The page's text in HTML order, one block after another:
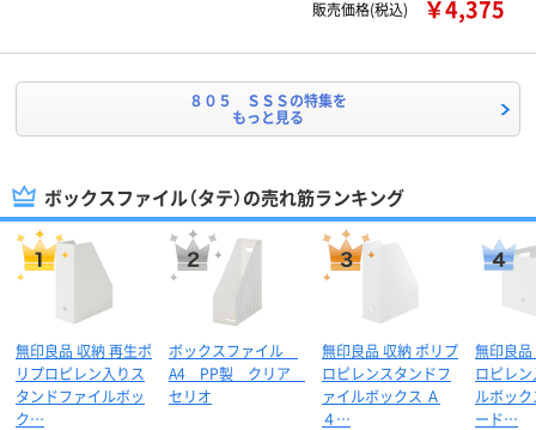
販売価格(税込)
￥4,375
８０５ ＳＳＳの特集を
もっと見る
ボックスファイル（タテ）の売れ筋ランキング
無印良品 収納 再生ポ
リプロピレン入りス
タンドファイルボッ
ク…
ボックスファイル
A4 PP製 クリア
セリオ
無印良品 収納 ポリプ
ロピレンスタンドフ
ァイルボックス Ａ
４…
無印良
ロピレ
ルボッ
ード…